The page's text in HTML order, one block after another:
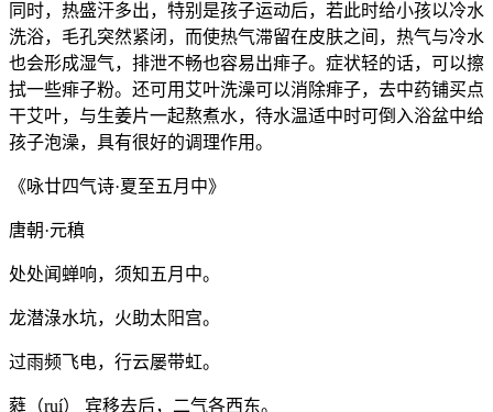
同时，热盛汗多出，特别是孩子运动后，若此时给小孩以冷水
洗浴，毛孔突然紧闭，而使热气滞留在皮肤之间，热气与冷水
也会形成湿气，排泄不畅也容易出痱子。症状轻的话，可以擦
拭一些痱子粉。还可用艾叶洗澡可以消除痱子，去中药铺买点
干艾叶，与生姜片一起熬煮水，待水温适中时可倒入浴盆中给
孩子泡澡，具有很好的调理作用。
《咏廿四气诗·夏至五月中》
唐朝·元稹
处处闻蝉响，须知五月中。
龙潜淥水坑，火助太阳宫。
过雨频飞电，行云屡带虹。
蕤（ruí） 宾移去后，二气各西东。